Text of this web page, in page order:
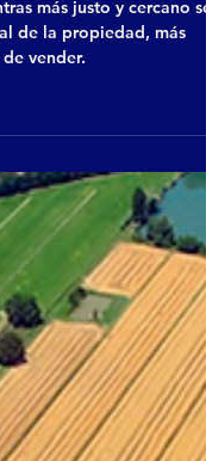
más justo y cercano
vender.